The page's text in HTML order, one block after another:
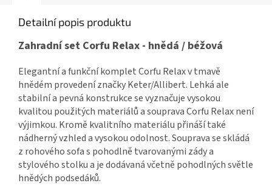
Detailní popis produktu
Zahradní set Corfu Relax - hnědá / béžová
Elegantní a funkční komplet Corfu Relax v tmavě
hnědém provedení značky Keter/Allibert. Lehká ale
stabilní a pevná konstrukce se vyznačuje vysokou
kvalitou použitých materiálů a souprava Corfu Relax není
výjimkou. Kromě kvalitního materiálu přináší také
nádherný vzhled a vysokou odolnost. Souprava se skládá
z rohového sofa s pohodlně tvarovanými zády a
stylového stolku a je dodávaná včetně pohodlných světle
hnědých podsedáků.